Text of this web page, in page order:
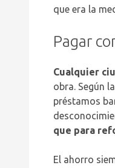
que era la
Pagar
Cualquier
obra. Según
préstamos
que para
El ahorro